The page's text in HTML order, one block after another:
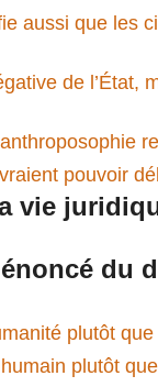
aussi que les
de l’État,
pouvoir
vie
du
plutôt
plutôt